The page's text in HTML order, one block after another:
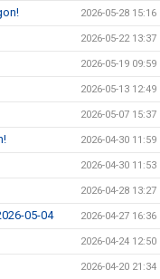
2026-05-28 15:16
2026-05-22 13:37
2026-05-19 09:59
2026-05-13 12:49
2026-05-07 15:37
2026-04-30 11:59
2026-04-30 11:53
2026-04-28 13:27
05-04 2026-04-27 16:36
2026-04-24 12:50
2026-04-20 21:34